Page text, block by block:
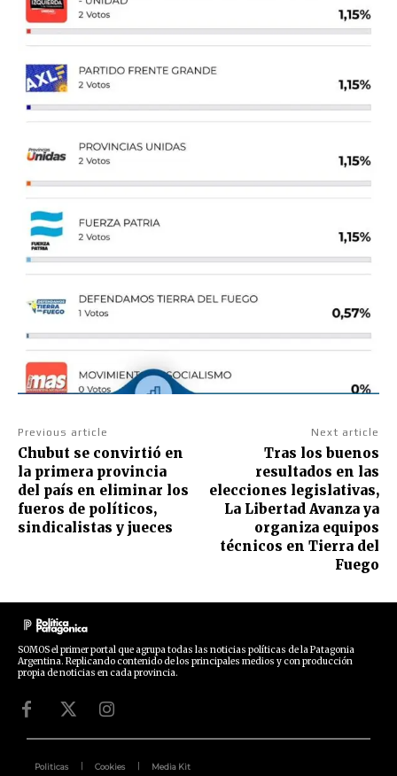
Previous article
Chubut se convirtió en
la primera provincia
del país en eliminar los
fueros de políticos,
sindicalistas y jueces
Next article
Tras los buenos
resultados en las
elecciones legislativas,
La Libertad Avanza ya
organiza equipos
técnicos en Tierra del
Fuego
SOMOS el primer portal que agrupa todas las noticias políticas de la Patagonia
Argentina. Replicando contenido de los principales medios y con producción
propia de noticias en cada provincia.
Politicas Cookies Media Kit